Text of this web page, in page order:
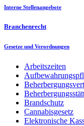
Interne Stellenangebote
Branchenrecht
Gesetze und Verordnungen
Arbeitszeiten
Brandschutz
Cannabisgesetz
Elektronische